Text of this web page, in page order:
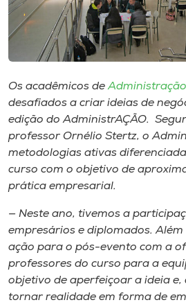
Rádio
Unoesc
Store
o idioma
A-
Os acadêmicos deAdministração
desafiados a criar ideias de
edição do AdministrAÇÃO.
professor Ornélio Stertz, o
metodologias ativas
curso com o objetivo de
prática empresarial.
— Neste ano, tivemos a
empresários e diplomados.
ação para o pós-evento com a
professores do curso para a
objetivo de aperfeiçoar a ideia e,
tornar realidade em forma de